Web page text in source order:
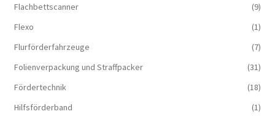
Flachbettscanner
(9)
Flexo
(1)
Flurförderfahrzeuge
(7)
Folienverpackung und Straffpacker
(31)
Fördertechnik
(18)
Hilfsförderband
(1)